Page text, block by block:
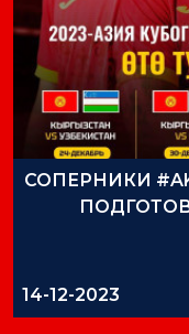
СОПЕРНИКИ
14-12-2023